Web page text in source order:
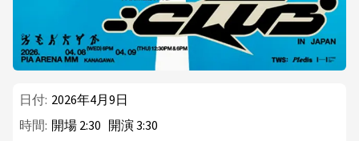
日付: 2026年4月9日
時間: 開場 2:30 開演3:30